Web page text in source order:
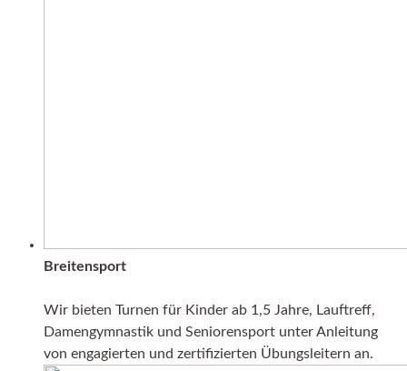
Breitensport
Wir bieten Turnen für Kinder ab 1,5 Jahre, Lauftreff,
Damengymnastik und Seniorensport unter Anleitung
von engagierten und zertifizierten Übungsleitern an.